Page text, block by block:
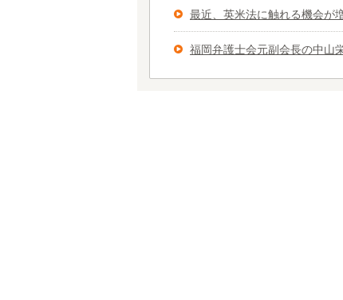
最近、英米法に触れる機会が
福岡弁護士会元副会長の中山